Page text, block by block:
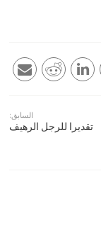
السابق:
تقديرا للرجل الرهيف